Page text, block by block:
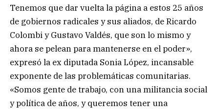
Tenemos que dar vuelta la página a estos 25 años
de gobiernos radicales y sus aliados, de Ricardo
Colombi y Gustavo Valdés, que son lo mismo y
ahora se pelean para mantenerse en el poder»,
expresó la ex diputada Sonia López, incansable
exponente de las problemáticas comunitarias.
«Somos gente de trabajo, con una militancia social
y política de años, y queremos tener una